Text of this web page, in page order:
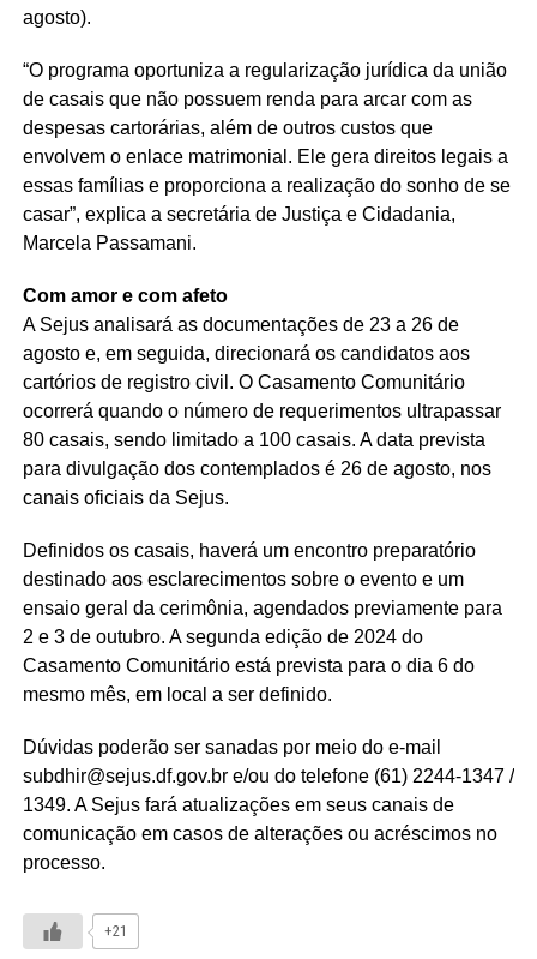
agosto).
“O programa oportuniza a regularização jurídica da união
de casais que não possuem renda para arcar com as
despesas cartorárias, além de outros custos que
envolvem o enlace matrimonial. Ele gera direitos legais a
essas famílias e proporciona a realização do sonho de se
casar”, explica a secretária de Justiça e Cidadania,
Marcela Passamani.
Com amor e com afeto
A Sejus analisará as documentações de 23 a 26 de
agosto e, em seguida, direcionará os candidatos aos
cartórios de registro civil. O Casamento Comunitário
ocorrerá quando o número de requerimentos ultrapassar
80 casais, sendo limitado a 100 casais. A data prevista
para divulgação dos contemplados é 26 de agosto, nos
canais oficiais da Sejus.
Definidos os casais, haverá um encontro preparatório
destinado aos esclarecimentos sobre o evento e um
ensaio geral da cerimônia, agendados previamente para
2 e 3 de outubro. A segunda edição de 2024 do
Casamento Comunitário está prevista para o dia 6 do
mesmo mês, em local a ser definido.
Dúvidas poderão ser sanadas por meio do e-mail
subdhir@sejus.df.gov.br e/ou do telefone (61) 2244-1347 /
1349. A Sejus fará atualizações em seus canais de
comunicação em casos de alterações ou acréscimos no
processo.
+21